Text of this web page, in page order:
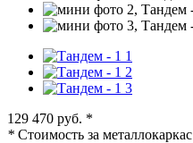
129 470 руб. *
* Стоимость за металлокаркас